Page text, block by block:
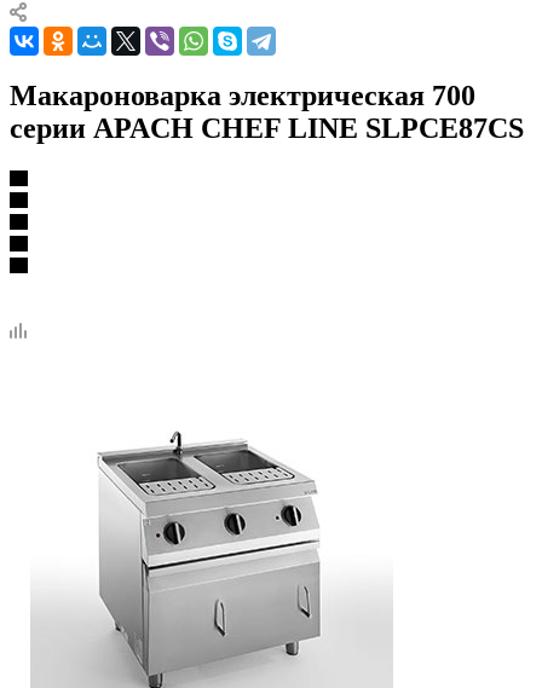
Макароноварка электрическая 700
серии APACH CHEF LINE SLPCE87CS